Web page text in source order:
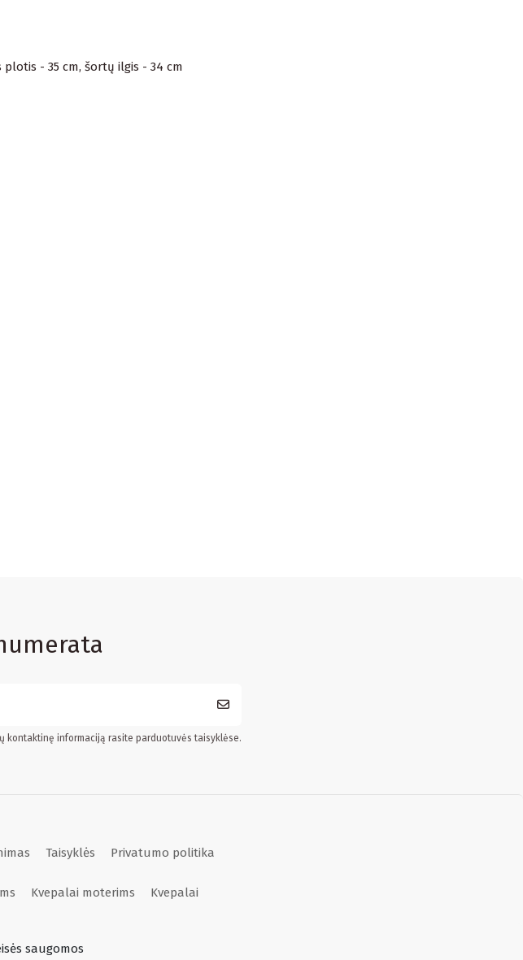
- 35 cm, šortų ilgis - 34 cm
kontaktinę informaciją rasite parduotuvės taisyklėse.
Taisyklės Privatumo politika
Kvepalai moterims Kvepalai
saugomos